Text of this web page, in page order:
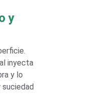
y
inyecta
y lo
suciedad